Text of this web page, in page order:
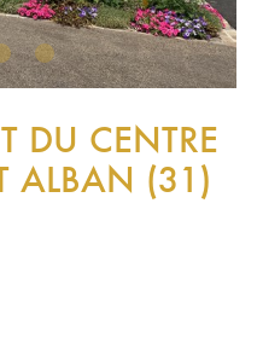
DU CENTRE
ALBAN (31)
2 3